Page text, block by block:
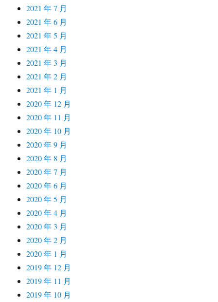
2021 年 7 月
2021 年 6 月
2021 年 5 月
2021 年 4 月
2021 年 3 月
2021 年 2 月
2021 年 1 月
2020 年 12 月
2020 年 11 月
2020 年 10 月
2020 年 9 月
2020 年 8 月
2020 年 7 月
2020 年 6 月
2020 年 5 月
2020 年 4 月
2020 年 3 月
2020 年 2 月
2020 年 1 月
2019 年 12 月
2019 年 11 月
2019 年 10 月